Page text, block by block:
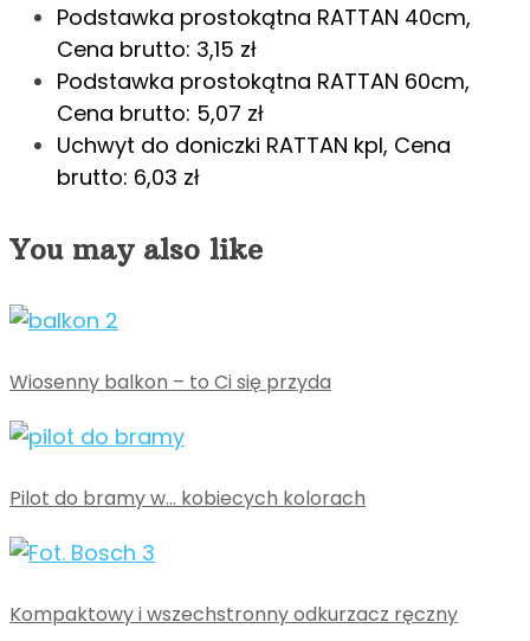
Podstawka prostokątna RATTAN 40cm,
Cena brutto: 3,15 zł
Podstawka prostokątna RATTAN 60cm,
Cena brutto: 5,07 zł
Uchwyt do doniczki RATTAN kpl, Cena
brutto: 6,03 zł
You may also like
Wiosenny balkon – to Ci się przyda
Pilot do bramy w… kobiecych kolorach
Kompaktowy i wszechstronny odkurzacz ręczny